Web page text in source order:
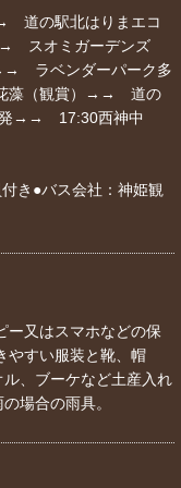
の駅北はりまエコ
スオミガーデンズ
→→ ラベンダーパーク多
藻（観賞）→→ 道の
発→→ 17:30西神中
き●バス会社：神姫観
ー又はスマホなどの保
やすい服装と靴、帽
、ブーケなど土産入れ
場合の雨具。